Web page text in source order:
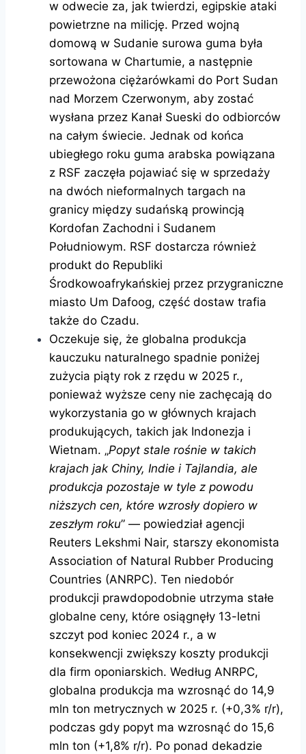
w odwecie za, jak twierdzi, egipskie ataki
powietrzne na milicję. Przed wojną
domową w Sudanie surowa guma była
sortowana w Chartumie, a następnie
przewożona ciężarówkami do Port Sudan
nad Morzem Czerwonym, aby zostać
wysłana przez Kanał Sueski do odbiorców
na całym świecie. Jednak od końca
ubiegłego roku guma arabska powiązana
z RSF zaczęła pojawiać się w sprzedaży
na dwóch nieformalnych targach na
granicy między sudańską prowincją
Kordofan Zachodni i Sudanem
Południowym. RSF dostarcza również
produkt do Republiki
Środkowoafrykańskiej przez przygraniczne
miasto Um Dafoog, część dostaw trafia
także do Czadu.
Oczekuje się, że globalna produkcja
kauczuku naturalnego spadnie poniżej
zużycia piąty rok z rzędu w 2025 r.,
ponieważ wyższe ceny nie zachęcają do
wykorzystania go w głównych krajach
produkujących, takich jak Indonezja i
Wietnam. „Popyt stale rośnie w takich
krajach jak Chiny, Indie i Tajlandia, ale
produkcja pozostaje w tyle z powodu
niższych cen, które wzrosły dopiero w
zeszłym roku” — powiedział agencji
Reuters Lekshmi Nair, starszy ekonomista
Association of Natural Rubber Producing
Countries (ANRPC). Ten niedobór
produkcji prawdopodobnie utrzyma stałe
globalne ceny, które osiągnęły 13-letni
szczyt pod koniec 2024 r., a w
konsekwencji zwiększy koszty produkcji
dla firm oponiarskich. Według ANRPC,
globalna produkcja ma wzrosnąć do 14,9
mln ton metrycznych w 2025 r. (+0,3% r/r),
podczas gdy popyt ma wzrosnąć do 15,6
mln ton (+1,8% r/r). Po ponad dekadzie